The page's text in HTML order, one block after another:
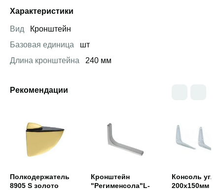
Характеристики
Вид
Кронштейн
Базовая единица
шт
Длина кронштейна
240 мм
Рекомендации
Полкодержатель
8905 S золото
Кронштейн
"Регименсола"L-
Консоль
200х150мм